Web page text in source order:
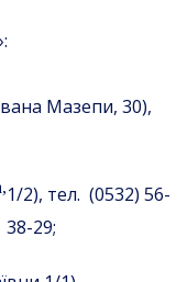
Мазепи, 30),
1/2), тел. (0532) 56-
38-29;